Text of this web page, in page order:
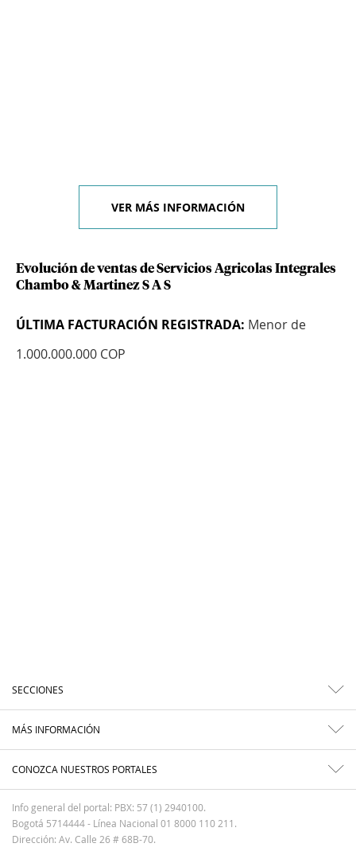
VER MÁS INFORMACIÓN
Evolución de ventas de Servicios Agricolas Integrales
Chambo & Martinez S A S
ÚLTIMA FACTURACIÓN REGISTRADA: Menor de
1.000.000.000 COP
SECCIONES
MÁS INFORMACIÓN
CONOZCA NUESTROS PORTALES
Info general del portal: PBX: 57 (1) 2940100.
Bogotá 5714444 - Línea Nacional 01 8000 110 211.
Dirección: Av. Calle 26 # 68B-70.